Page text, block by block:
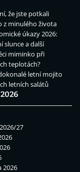
že jste potkali
z minulého života
úkazy 2026:
slunce a další
miminko při
teplotách?
letní mojito
letních salátů
27
2026